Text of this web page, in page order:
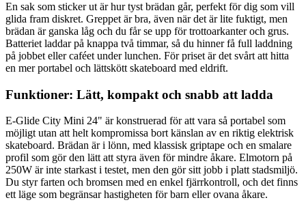
En sak som sticker ut är hur tyst brädan går, perfekt för dig som vill
glida fram diskret. Greppet är bra, även när det är lite fuktigt, men
brädan är ganska låg och du får se upp för trottoarkanter och grus.
Batteriet laddar på knappa två timmar, så du hinner få full laddning
på jobbet eller caféet under lunchen. För priset är det svårt att hitta
en mer portabel och lättskött skateboard med eldrift.
Funktioner: Lätt, kompakt och snabb att ladda
E-Glide City Mini 24" är konstruerad för att vara så portabel som
möjligt utan att helt kompromissa bort känslan av en riktig elektrisk
skateboard. Brädan är i lönn, med klassisk griptape och en smalare
profil som gör den lätt att styra även för mindre åkare. Elmotorn på
250W är inte starkast i testet, men den gör sitt jobb i platt stadsmiljö.
Du styr farten och bromsen med en enkel fjärrkontroll, och det finns
ett läge som begränsar hastigheten för barn eller ovana åkare.